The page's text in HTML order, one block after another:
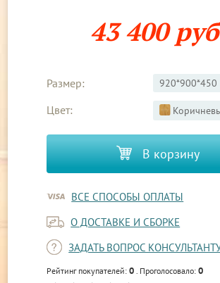
43 400
Размер:
Цвет:
В корзину
ВСЕ СПОСОБЫ ОПЛАТЫ
О ДОСТАВКЕ И СБОРКЕ
ЗАДАТЬ ВОПРОС
Рейтинг покупателей:0 . Проголосовало:0